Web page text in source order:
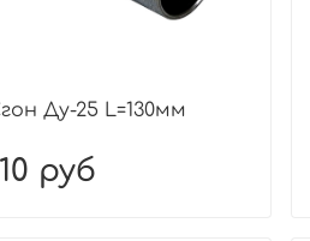
Ду-25 L=130мм
руб